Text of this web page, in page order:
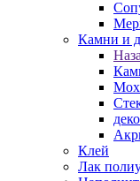
Камни и
Мох
Клей
Лак